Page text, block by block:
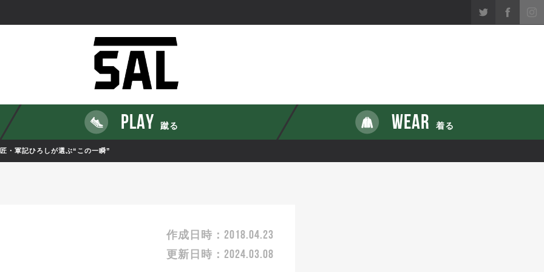
PLAY 蹴る WEAR 着る
・軍記ひろしが選ぶ“この一瞬”
作成日時： 2018.04.23
更新日時： 2024.03.08